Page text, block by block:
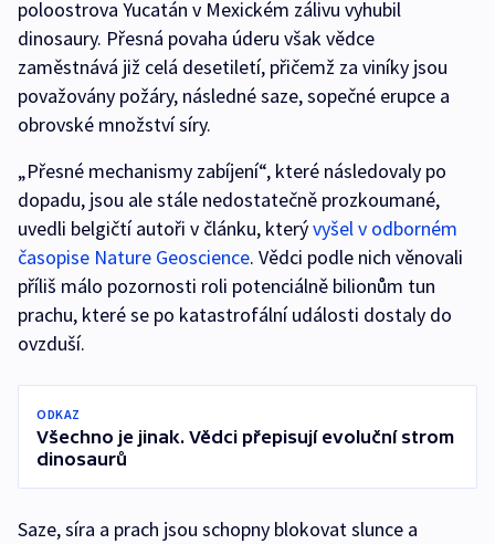
poloostrova Yucatán v Mexickém zálivu vyhubil
dinosaury. Přesná povaha úderu však vědce
zaměstnává již celá desetiletí, přičemž za viníky jsou
považovány požáry, následné saze, sopečné erupce a
obrovské množství síry.
„Přesné mechanismy zabíjení“, které následovaly po
dopadu, jsou ale stále nedostatečně prozkoumané,
uvedli belgičtí autoři v článku, kterývyšel v odborném
časopise Nature Geoscience. Vědci podle nich věnovali
příliš málo pozornosti roli potenciálně bilionům tun
prachu, které se po katastrofální události dostaly do
ovzduší.
ODKAZ
Všechno je jinak. Vědci přepisují evoluční strom
dinosaurů
Saze, síra a prach jsou schopny blokovat slunce a